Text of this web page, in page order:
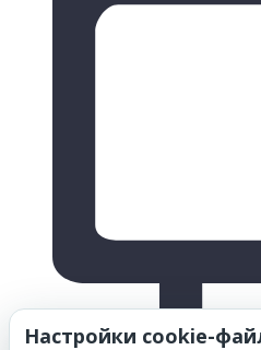
Настройки cookie-